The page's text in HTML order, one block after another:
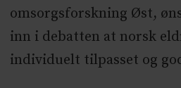
omsorgsforskning Øst,
inn i debatten at norsk
individuelt tilpasset og